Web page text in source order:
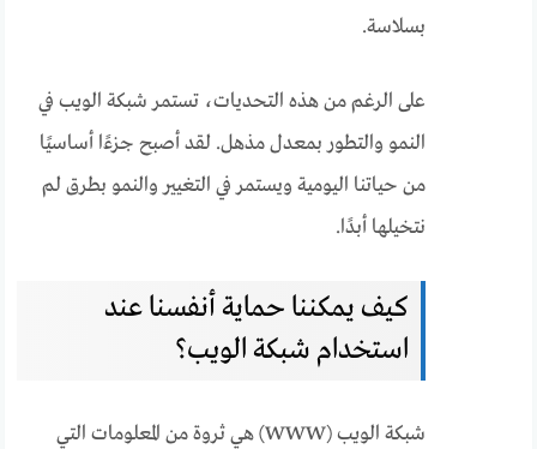
بسلاسة.
على الرغم من هذه التحديات، تستمر شبكة الويب في
النمو والتطور بمعدل مذهل. لقد أصبح جزءًا أساسيًا
من حياتنا اليومية ويستمر في التغيير والنمو بطرق لم
نتخيلها أبدًا.
كيف يمكننا حماية أنفسنا عند
استخدام شبكة الويب؟
شبكة الويب (WWW) هي ثروة من المعلومات التي